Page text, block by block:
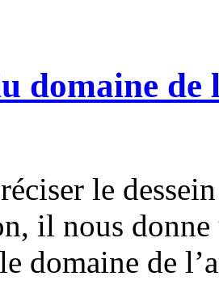
domaine de
le
il nous
domaine de